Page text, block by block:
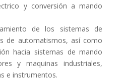
y conversión a mando
de los sistemas de
de automatismos, así como
hacia sistemas de mando
y maquinas industriales,
e instrumentos.